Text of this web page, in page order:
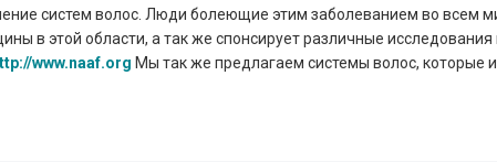
систем волос. Люди болеющие этим заболеванием во всем
в этой области, а так же спонсирует различные
www.naaf.org Мы так же предлагаем системы волос, которые